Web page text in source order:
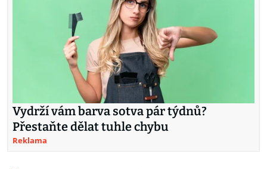
Vydrží vám barva sotva pár týdnů?
Přestaňte dělat tuhle chybu
Reklama